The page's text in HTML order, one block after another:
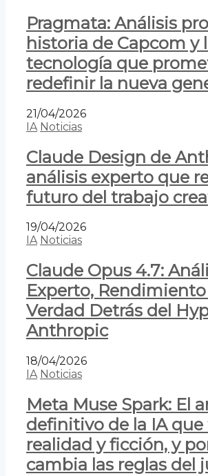
Pragmata: Análisis
historia de Capcom y
tecnología que
redefinir la nueva
21/04/2026
IA Noticias
Claude Design de
análisis experto que
futuro del trabajo
19/04/2026
IA Noticias
Claude Opus 4.7:
Experto, Rendimiento
Verdad Detrás del
Anthropic
18/04/2026
IA Noticias
Meta Muse Spark: El
definitivo de la IA
realidad y ficción, y
cambia las reglas del